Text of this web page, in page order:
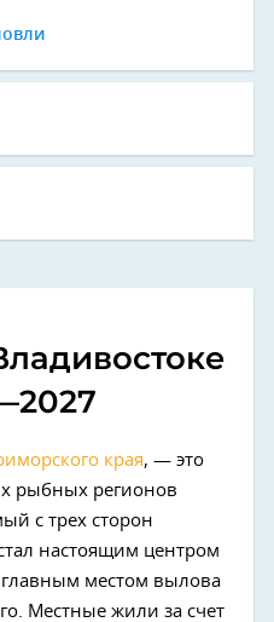
края, — это
рыбных регионов
с трех сторон
настоящим центром
местом вылова
Местные жили за счет